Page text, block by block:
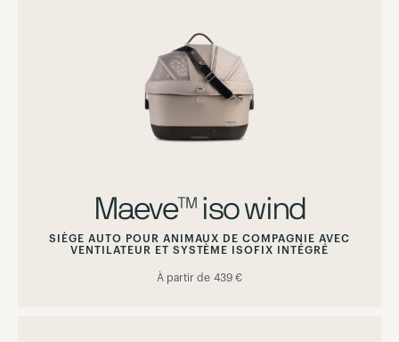
Maeve™ iso wind
SIÈGE AUTO POUR ANIMAUX DE COMPAGNIE AVEC
VENTILATEUR ET SYSTÈME ISOFIX INTÉGRÉ
À partir de 439 €